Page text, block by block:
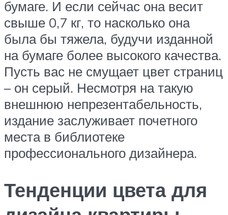
бумаге. И если сейчас она весит
свыше 0,7 кг, то насколько она
была бы тяжела, будучи изданной
на бумаге более высокого качества.
Пусть вас не смущает цвет страниц
– он серый. Несмотря на такую
внешнюю непрезентабельность,
издание заслуживает почетного
места в библиотеке
профессионального дизайнера.
Тенденции цвета для